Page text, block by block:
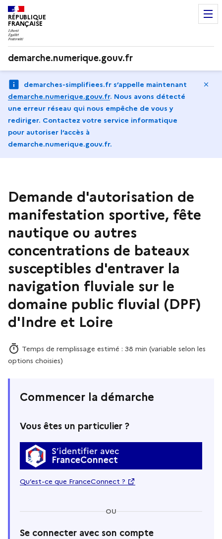
RÉPUBLIQUE
FRANÇAISE
demarche.numerique.gouv.fr
demarches-simplifiees.fr s’appelle maintenant
demarche.numerique.gouv.fr. Nous avons détecté
une erreur réseau qui nous empêche de vous y
rediriger. Contactez votre service informatique
pour autoriser l‘accès à
demarche.numerique.gouv.fr.
Demande d'autorisation de
manifestation sportive, fête
nautique ou autres
concentrations de bateaux
susceptibles d'entraver la
navigation fluviale sur le
domaine public fluvial (DPF)
d'Indre et Loire
Temps de remplissage estimé : 38 min (variable selon les
options choisies)
Commencer la démarche
Vous êtes un particulier ?
S’identifier avec
FranceConnect
Qu’est-ce que FranceConnect ?
OU
Se connecter avec son compte